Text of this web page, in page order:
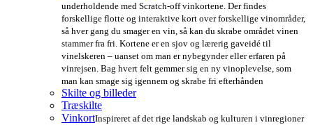
underholdende med Scratch-off vinkortene. Der findes
forskellige flotte og interaktive kort over forskellige vinområder,
så hver gang du smager en vin, så kan du skrabe området vinen
stammer fra fri. Kortene er en sjov og lærerig gaveidé til
vinelskeren – uanset om man er nybegynder eller erfaren på
vinrejsen. Bag hvert felt gemmer sig en ny vinoplevelse, som
man kan smage sig igennem og skrabe fri efterhånden
Skilte og billeder
Træskilte
VinkortInspireret af det rige landskab og kulturen i vinregioner